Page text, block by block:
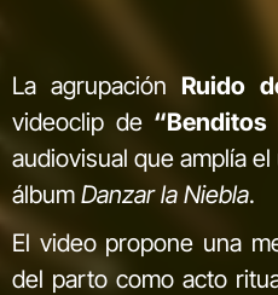
La agrupación Ruido
videoclip de
audiovisual que amplía
álbum Danzar la Niebla.
El video propone una
del parto como acto